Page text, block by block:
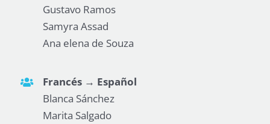
Gustavo Ramos
Samyra Assad
Ana elena de Souza
Francés → Español
Blanca Sánchez
Marita Salgado